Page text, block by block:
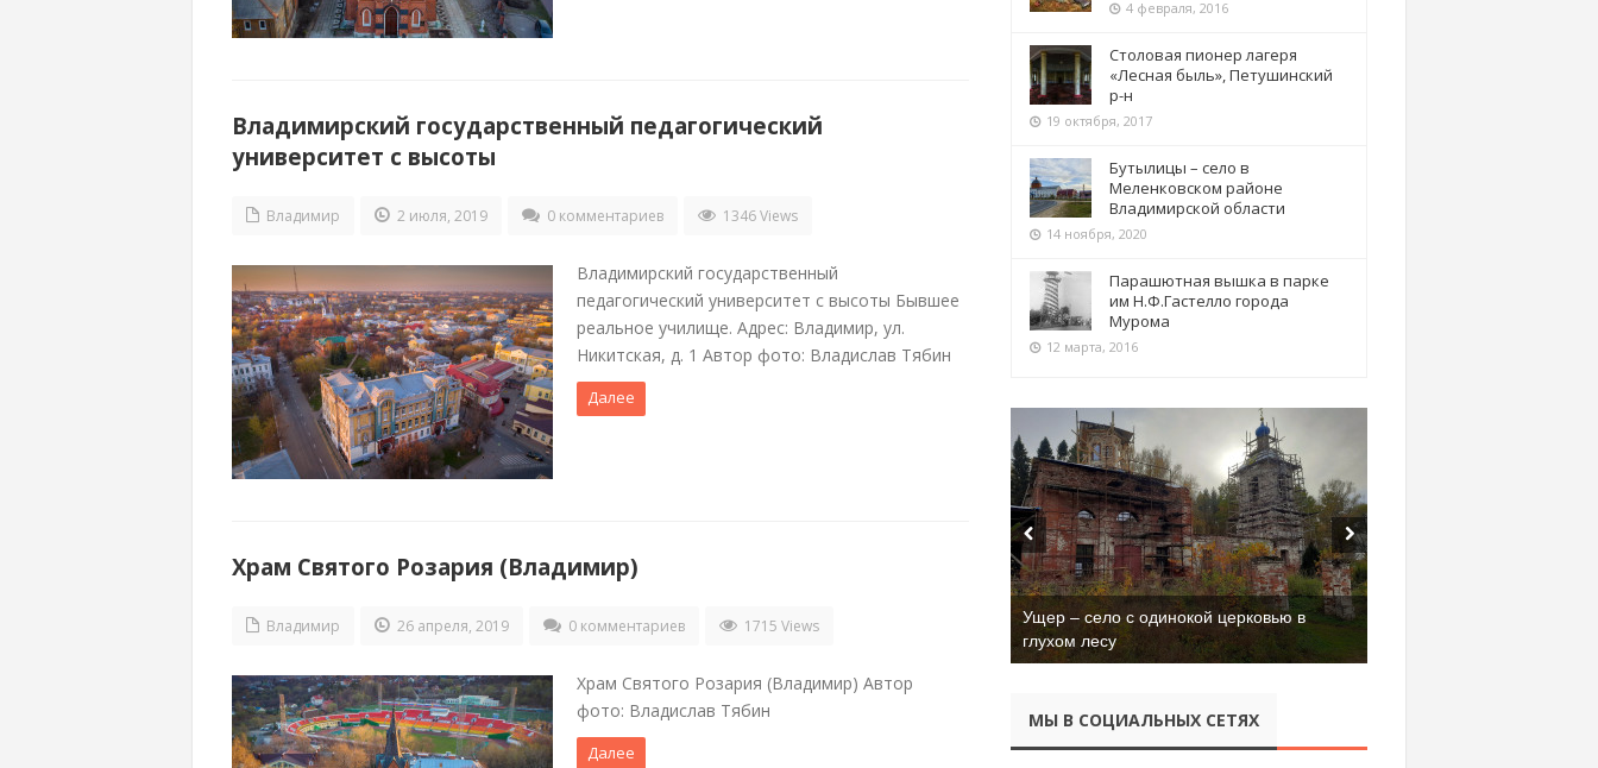
Владимирский государственный педагогический
университет с высоты
Владимир 2 июля, 2019 0 комментариев 1346 Views
Владимирский государственный
педагогический университет с высоты Бывшее
реальное училище. Адрес: Владимир, ул.
Никитская, д. 1 Автор фото: Владислав Тябин
Далее
Храм Святого Розария (Владимир)
Владимир 26 апреля, 2019 0 комментариев 1715 Views
Храм Святого Розария (Владимир) Автор
фото: Владислав Тябин
Далее
4 февраля, 2016
Столовая пионер лагеря
«Лесная быль», Петушинский
р-н
19 октября, 2017
Бутылицы – село в
Меленковском районе
Владимирской области
14 ноября, 2020
Парашютная вышка в парке
им Н.Ф.Гастелло города
Мурома
12 марта, 2016
Ущер – село с одинокой церковью в
глухом лесу
МЫ В СОЦИАЛЬНЫХ СЕТЯХ